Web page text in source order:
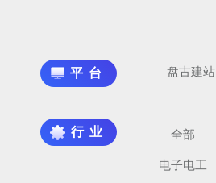
平台 盘古建站
行业 全部
电子电工